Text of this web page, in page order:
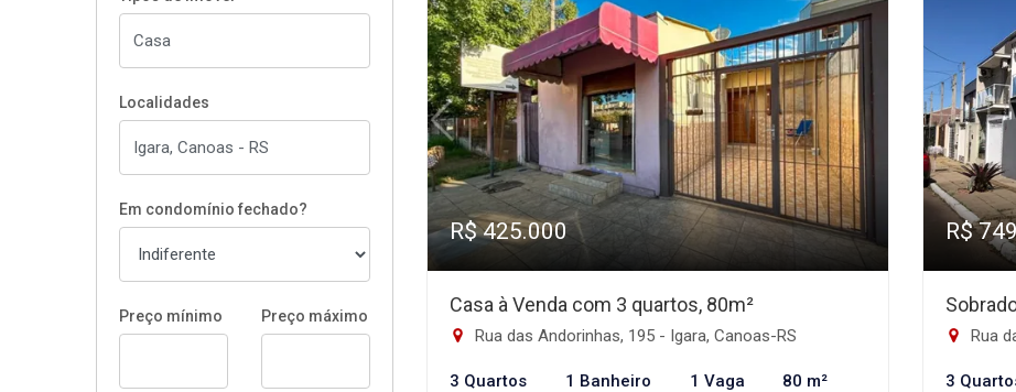
Localidades
Em condomínio fechado?
Preço mínimo Preço máximo
R$ 425.000
Casa à Venda com 3 quartos, 80m²
Rua das Andorinhas, 195 - Igara, Canoas-RS
3 Quartos 1 Banheiro 1 Vaga 80 m²
R$
Rua
3